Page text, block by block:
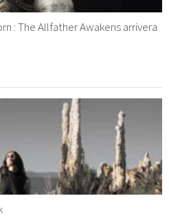
: The Allfather Awakens arrivera